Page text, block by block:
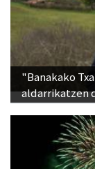
"Banakako
aldarrikatzen